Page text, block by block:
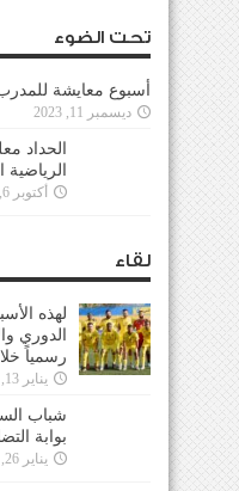
تحت الضوء
أسبوع معايشة
ديسمبر 11, 2023
الحداد
الرياضية
أكتوبر 6, 2021
لقاء
لهذه
الدوري
رسمياً
يناير 13, 2026
شباب
بوابة
يناير 26, 2025